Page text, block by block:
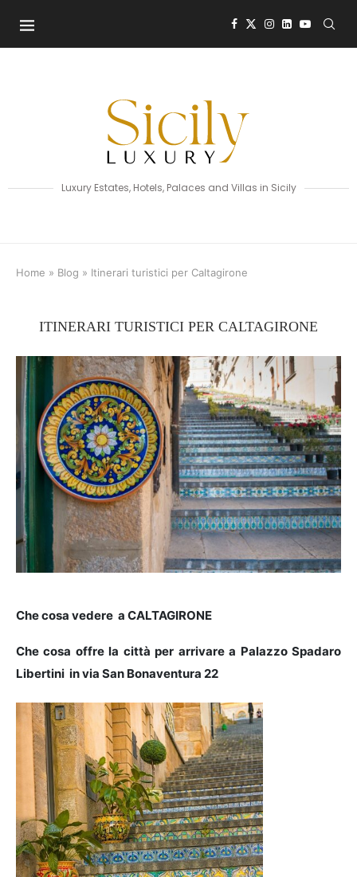
Luxury Estates, Hotels, Palaces and Villas in Sicily
Home » Blog » Itinerari turistici per Caltagirone
ITINERARI TURISTICI PER CALTAGIRONE
Che cosa vedere a CALTAGIRONE
Che cosa offre la città per arrivare a Palazzo Spadaro
Libertini in via San Bonaventura 22